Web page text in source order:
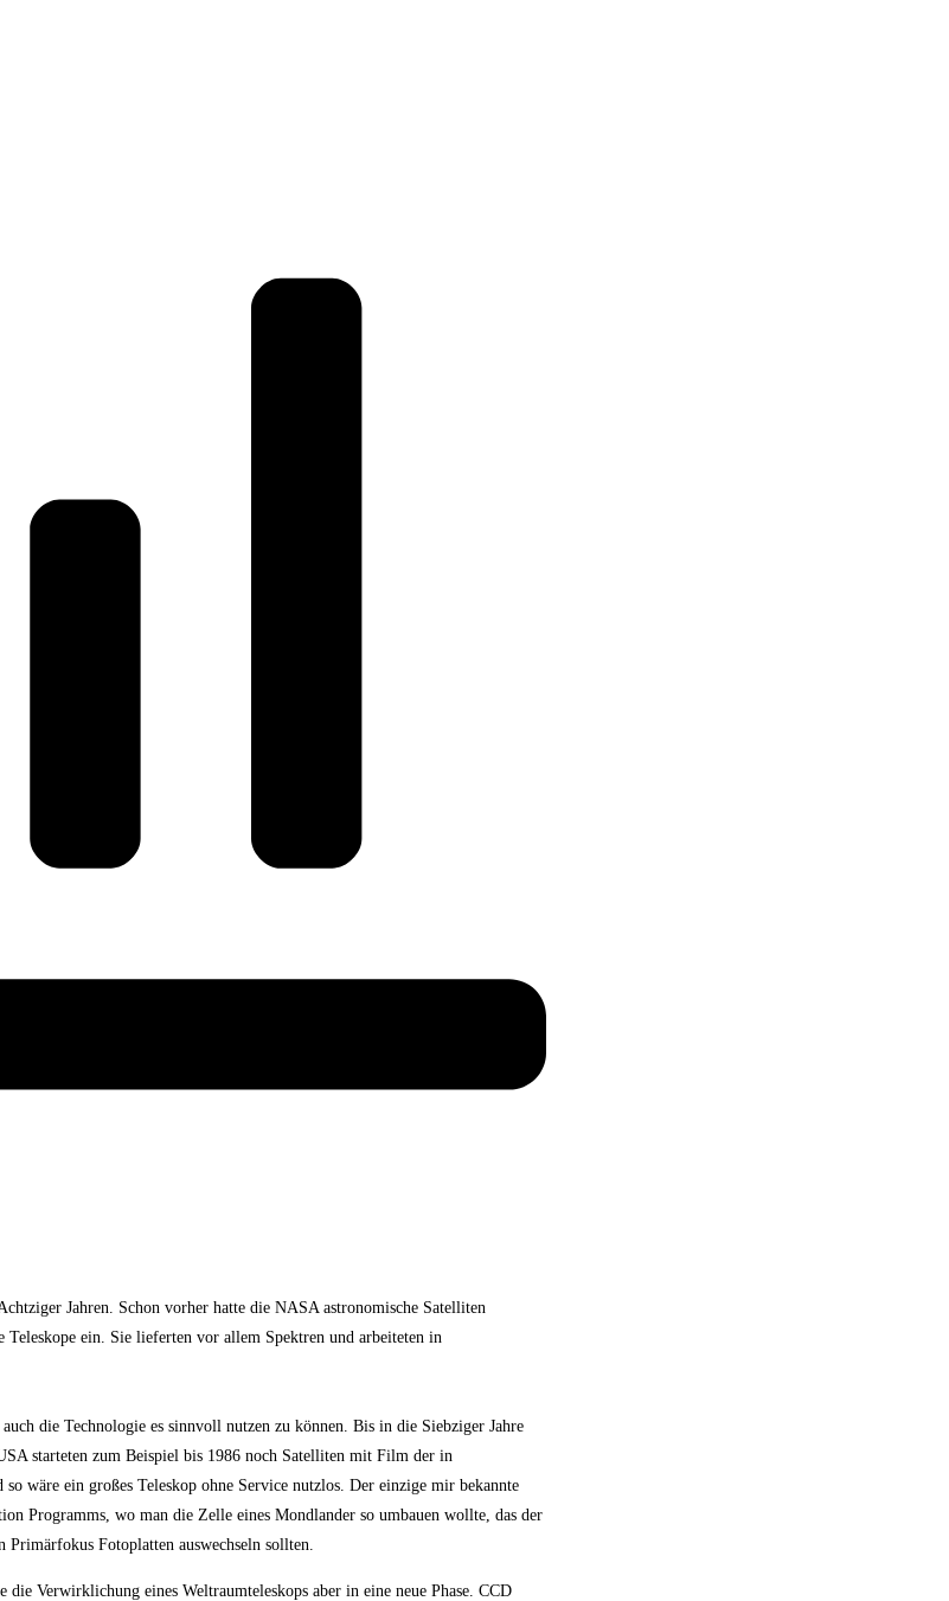
Jahren. Schon vorher hatte die NASA astronomische Satelliten
Teleskope ein. Sie lieferten vor allem Spektren und arbeiteten in
die Technologie es sinnvoll nutzen zu können. Bis in die Siebziger Jahre
starteten zum Beispiel bis 1986 noch Satelliten mit Film der in
wäre ein großes Teleskop ohne Service nutzlos. Der einzige mir bekannte
Programms, wo man die Zelle eines Mondlander so umbauen wollte, das der
Primärfokus Fotoplatten auswechseln sollten.
die Verwirklichung eines Weltraumteleskops aber in eine neue Phase. CCD